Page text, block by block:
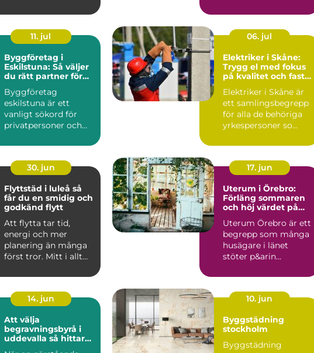
dammig...
av teknik, komfor...
11. jul
Byggföretag i
Eskilstuna: Så väljer
du rätt partner för
Byggföretag
eskilstuna är ett
vanligt sökord för
privatpersoner och
06. jul
Elektriker i Skåne:
Trygg el med fokus
på kvalitet och fasta
Elektriker i Skåne är
ett samlingsbegrepp
för alla de behöriga
yrkespersoner so...
30. jun
Flyttstäd i luleå så
får du en smidig och
godkänd flytt
Att flytta tar tid,
energi och mer
planering än många
först tror. Mitt i allt
som...
17. jun
Uterum i Örebro:
Förläng sommaren
och höj värdet på
Uterum Örebro är ett
begrepp som många
husägare i länet
stöter p&arin...
14. jun
Att välja
begravningsbyrå i
uddevalla så hittar
10. jun
Byggstädning
stockholm
Byggstädning